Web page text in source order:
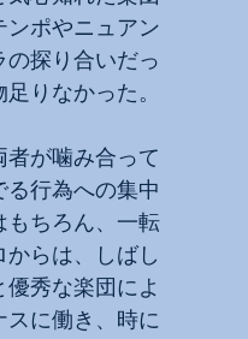
ンポやニュアン
探り合いだっ
りなかった。
が噛み合って
行為への集中
もちろん、一転
らは、しばし
秀な楽団によ
スに働き、時に